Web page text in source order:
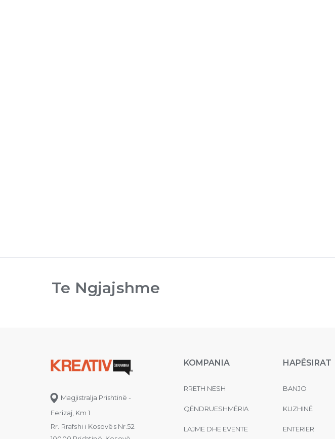
Te Ngjajshme
Magjistralja Prishtinë -
Ferizaj, Km 1
Rr. Rrafshi i Kosovës Nr.52
KOMPANIA
RRETH NESH
QËNDRUESHMËRIA
LAJME DHE EVENTE
HAPËSIRAT
BANJO
KUZHINË
ENTERIER